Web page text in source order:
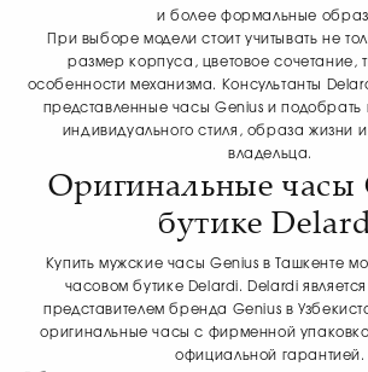
и более формальные
При выборе модели стоит учитывать не
размер корпуса, цветовое сочетание,
особенности механизма. Консультанты
представленные часы Genius и подобрать
индивидуального стиля, образа жизни
владельца.
Оригинальные часы
бутике
Купить мужские часы Genius в Ташкенте
часовом бутике Delardi. Delardi
представителем бренда Genius в
оригинальные часы с фирменной
официальной гарантией.